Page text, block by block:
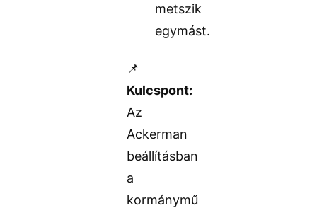
metszik
egymást.
📌
Kulcspont:
Az
Ackerman
beállításban
a
kormánymű